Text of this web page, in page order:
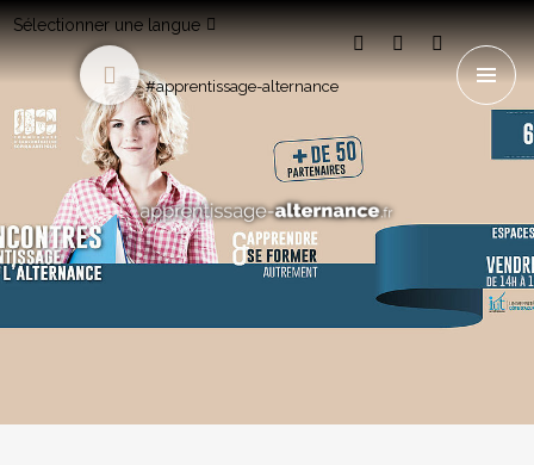
Sélectionner une langue
#apprentissage-alternance